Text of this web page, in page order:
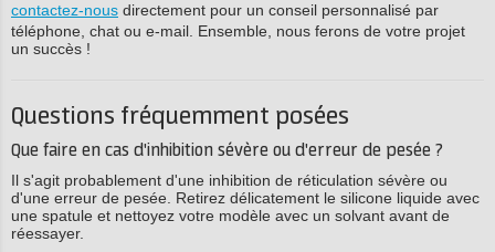
contactez-nous directement pour un conseil personnalisé par
téléphone, chat ou e-mail. Ensemble, nous ferons de votre projet
un succès !
Questions fréquemment posées
Que faire en cas d'inhibition sévère ou d'erreur de pesée ?
Il s'agit probablement d'une inhibition de réticulation sévère ou
d'une erreur de pesée. Retirez délicatement le silicone liquide avec
une spatule et nettoyez votre modèle avec un solvant avant de
réessayer.